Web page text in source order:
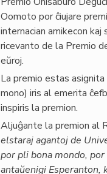
Oomoto por ĉiujare
internacian amikecon
ricevanto de la Premio
eŭroj.
La premio estas
mono) iris al emerita
inspiris la premion.
Aljuĝante la premion al
elstaraj agantoj de
por pli bona mondo,
antaŭenigi Esperanton,